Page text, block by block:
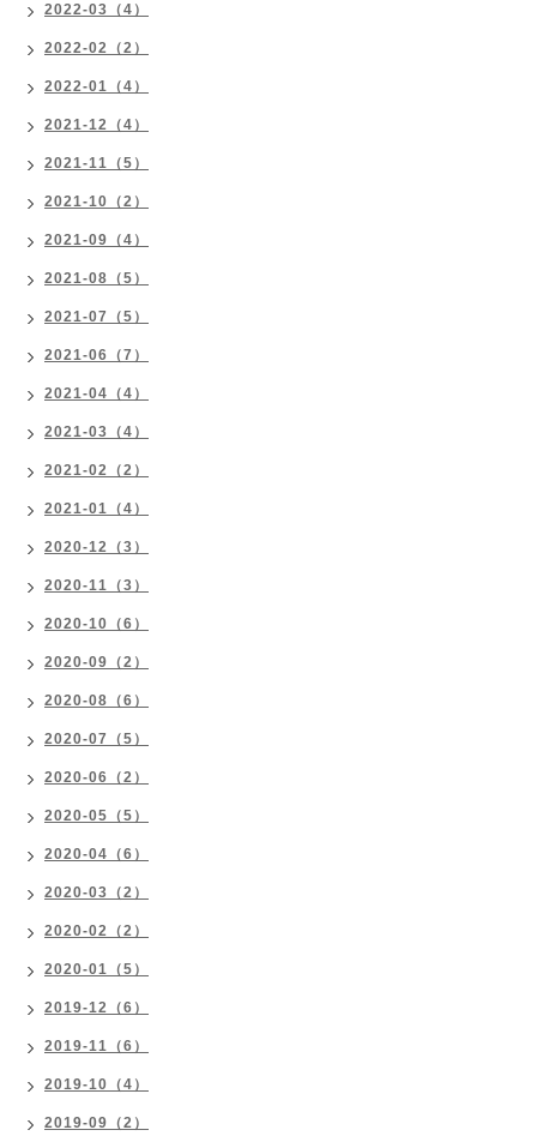
2022-03（4）
2022-02（2）
2022-01（4）
2021-12（4）
2021-11（5）
2021-10（2）
2021-09（4）
2021-08（5）
2021-07（5）
2021-06（7）
2021-04（4）
2021-03（4）
2021-02（2）
2021-01（4）
2020-12（3）
2020-11（3）
2020-10（6）
2020-09（2）
2020-08（6）
2020-07（5）
2020-06（2）
2020-05（5）
2020-04（6）
2020-03（2）
2020-02（2）
2020-01（5）
2019-12（6）
2019-11（6）
2019-10（4）
2019-09（2）